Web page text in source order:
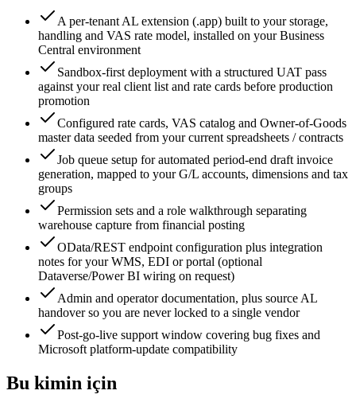
A per-tenant AL extension (.app) built to your storage,
handling and VAS rate model, installed on your Business
Central environment
Sandbox-first deployment with a structured UAT pass
against your real client list and rate cards before production
promotion
Configured rate cards, VAS catalog and Owner-of-Goods
master data seeded from your current spreadsheets / contracts
Job queue setup for automated period-end draft invoice
generation, mapped to your G/L accounts, dimensions and tax
groups
Permission sets and a role walkthrough separating
warehouse capture from financial posting
OData/REST endpoint configuration plus integration
notes for your WMS, EDI or portal (optional
Dataverse/Power BI wiring on request)
Admin and operator documentation, plus source AL
handover so you are never locked to a single vendor
Post-go-live support window covering bug fixes and
Microsoft platform-update compatibility
Bu kimin için